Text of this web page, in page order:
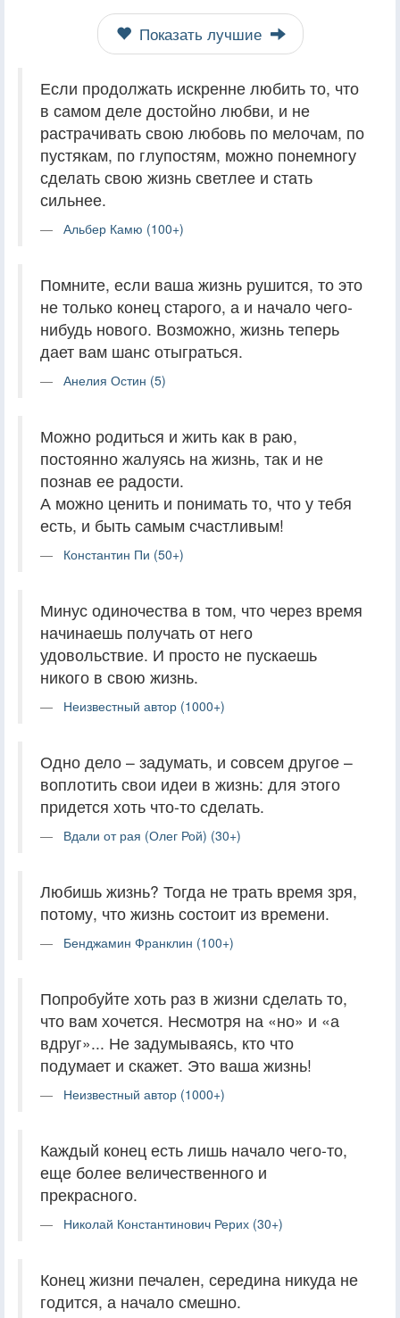
Показать лучшие
Если продолжать искренне любить то, что
в самом деле достойно любви, и не
растрачивать свою любовь по мелочам, по
пустякам, по глупостям, можно понемногу
сделать свою жизнь светлее и стать
сильнее.
Альбер Камю (100+)
Помните, если ваша жизнь рушится, то это
не только конец старого, а и начало чего-
нибудь нового. Возможно, жизнь теперь
дает вам шанс отыграться.
Анелия Остин (5)
Можно родиться и жить как в раю,
постоянно жалуясь на жизнь, так и не
познав ее радости.
А можно ценить и понимать то, что у тебя
есть, и быть самым счастливым!
Константин Пи (50+)
Минус одиночества в том, что через время
начинаешь получать от него
удовольствие. И просто не пускаешь
никого в свою жизнь.
Неизвестный автор (1000+)
Одно дело – задумать, и совсем другое –
воплотить свои идеи в жизнь: для этого
придется хоть что-то сделать.
Вдали от рая (Олег Рой) (30+)
Любишь жизнь? Тогда не трать время зря,
потому, что жизнь состоит из времени.
Бенджамин Франклин (100+)
Попробуйте хоть раз в жизни сделать то,
что вам хочется. Несмотря на «но» и «а
вдруг»... Не задумываясь, кто что
подумает и скажет. Это ваша жизнь!
Неизвестный автор (1000+)
Каждый конец есть лишь начало чего-то,
еще более величественного и
прекрасного.
Николай Константинович Рерих (30+)
Конец жизни печален, середина никуда не
годится, а начало смешно.